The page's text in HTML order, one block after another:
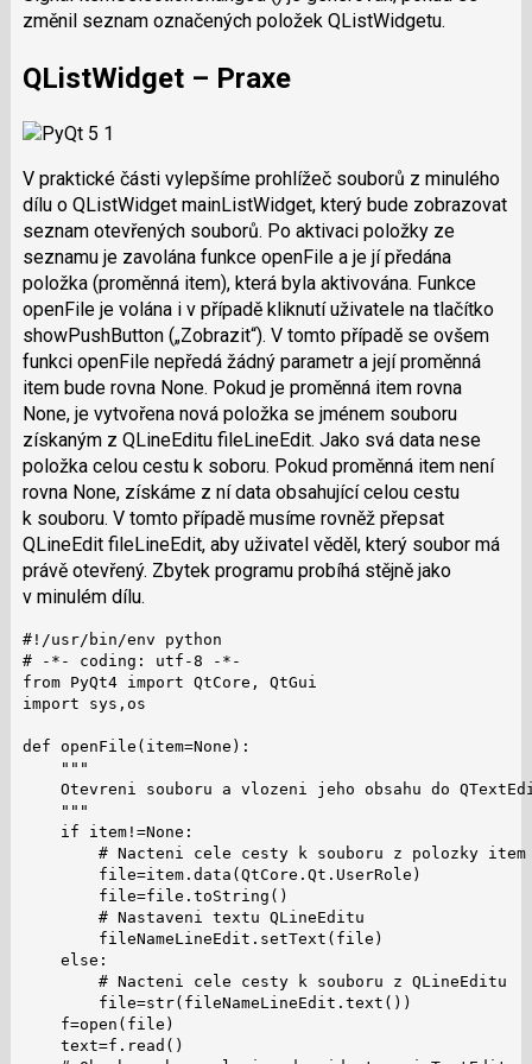
změnil seznam označených položek QListWidgetu.
QListWidget – Praxe
V praktické části vylepšíme prohlížeč souborů z minulého
dílu o QListWidget mainListWidget, který bude zobrazovat
seznam otevřených souborů. Po aktivaci položky ze
seznamu je zavolána funkce openFile a je jí předána
položka (proměnná item), která byla aktivována. Funkce
openFile je volána i v případě kliknutí uživatele na tlačítko
showPushButton („Zobrazit“). V tomto případě se ovšem
funkci openFile nepředá žádný parametr a její proměnná
item bude rovna None. Pokud je proměnná item rovna
None, je vytvořena nová položka se jménem souboru
získaným z QLineEditu fileLineEdit. Jako svá data nese
položka celou cestu k soboru. Pokud proměnná item není
rovna None, získáme z ní data obsahující celou cestu
k souboru. V tomto případě musíme rovněž přepsat
QLineEdit fileLineEdit, aby uživatel věděl, který soubor má
právě otevřený. Zbytek programu probíhá stějně jako
v minulém dílu.
#!/usr/bin/env python
# -*- coding: utf-8 -*-
from PyQt4 import QtCore, QtGui
import sys,os
def openFile(item=None):
    """
Otevreni souboru a vlozeni jeho obsahu do
    """
    if item!=None:
        # Nacteni cele cesty k souboru z polozky item
        file=item.data(QtCore.Qt.UserRole)
        file=file.toString()
        # Nastaveni textu QLineEditu
        fileNameLineEdit.setText(file)
    else:
        # Nacteni cele cesty k souboru z QLineEditu
        file=str(fileNameLineEdit.text())
    f=open(file)
    text=f.read()